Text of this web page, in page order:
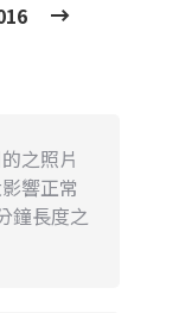
之照片
響正常
鐘長度之